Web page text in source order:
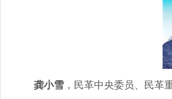
龚小雪 ，民革中央委员、民革